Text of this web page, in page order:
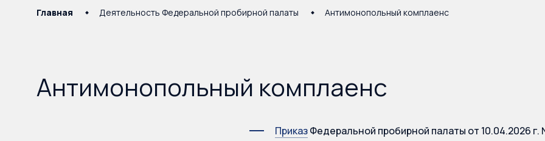
Главная Деятельность Федеральной пробирной палаты Антимонопольный комплаенс
Антимонопольный комплаенс
ПриказФедеральной пробирной палаты от 10.04.2026